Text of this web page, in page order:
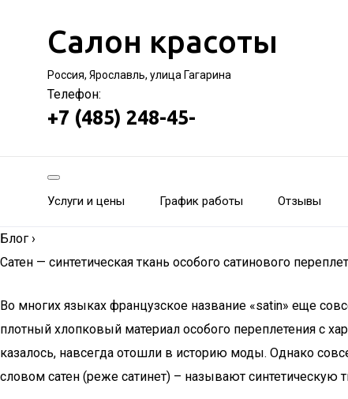
Салон красоты
Россия, Ярославль, улица Гагарина
Телефон:
+7 (485) 248-45-
Услуги и цены График работы Отзывы
Блог ›
Сатен — синтетическая ткань особого сатинового
Во многих языках французское название «satin» еще
плотный хлопковый материал особого переплетения с
казалось, навсегда отошли в историю моды. Однако
словом сатен (реже сатинет) – называют синтетическую